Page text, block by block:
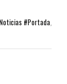
Noticias #Portada,